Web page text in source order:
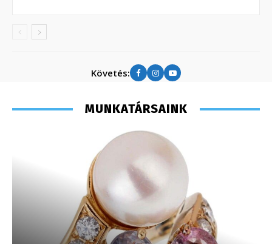
Követés:
MUNKATÁRSAINK